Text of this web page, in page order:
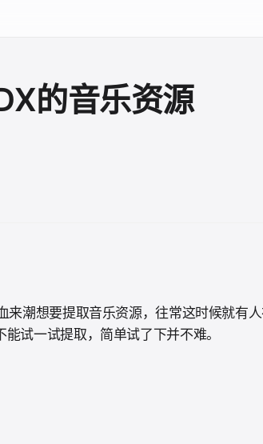
的音乐资源
来潮想要提取音乐资源，往常这时候就有
试一试提取，简单试了下并不难。